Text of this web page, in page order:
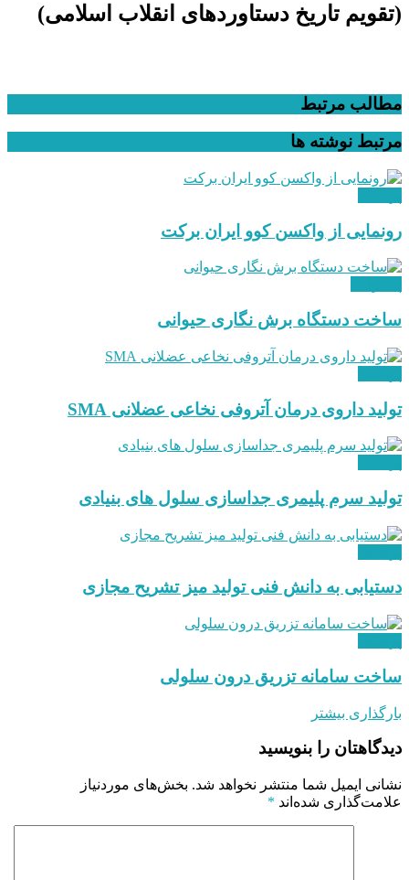
(تقویم تاریخ دستاوردهای انقلاب اسلامی​)
مطالب مرتبط
مرتبط نوشته ها
رونمایی از واکسن کوو ایران برکت
ساخت دستگاه برش نگاری حیوانی
تولید داروی درمان آتروفی نخاعی عضلانی SMA
تولید سرم پلیمری جداسازی سلول های بنیادی
دستیابی به دانش فنی تولید میز تشریح مجازی
ساخت سامانه تزریق درون سلولی
بارگذاری بیشتر
دیدگاهتان را بنویسید
نشانی ایمیل شما منتشر نخواهد شد. بخش‌های موردنیاز
علامت‌گذاری شده‌اند *